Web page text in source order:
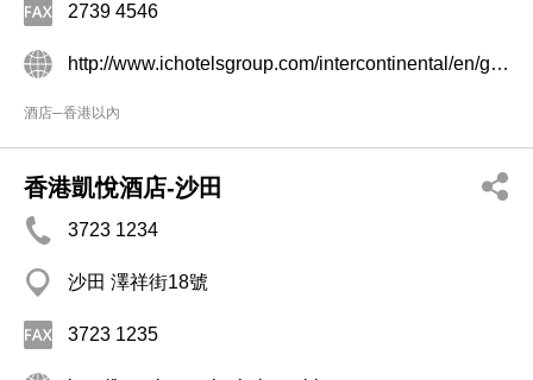
2739 4546
http://www.ichotelsgroup.com/intercontinental/en/gb/locations/overview/hongkong
酒店─香港以內
香港凱悅酒店-沙田
3723 1234
沙田 澤祥街18號
3723 1235